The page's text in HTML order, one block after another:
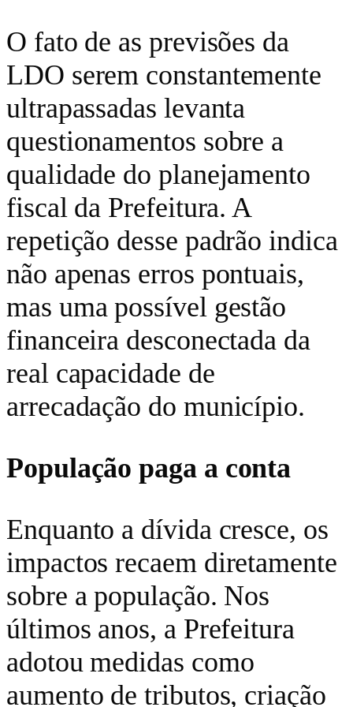
O fato de as previsões da
LDO serem constantemente
ultrapassadas levanta
questionamentos sobre a
qualidade do planejamento
fiscal da Prefeitura. A
repetição desse padrão indica
não apenas erros pontuais,
mas uma possível gestão
financeira desconectada da
real capacidade de
arrecadação do município.
População paga a conta
Enquanto a dívida cresce, os
impactos recaem diretamente
sobre a população. Nos
últimos anos, a Prefeitura
adotou medidas como
aumento de tributos, criação